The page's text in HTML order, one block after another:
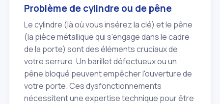
Problème de cylindre ou de pêne
Le cylindre (là où vous insérez la clé) et le pêne
(la pièce métallique qui s'engage dans le cadre
de la porte) sont des éléments cruciaux de
votre serrure. Un barillet défectueux ou un
pêne bloqué peuvent empêcher l'ouverture de
votre porte. Ces dysfonctionnements
nécessitent une expertise technique pour être